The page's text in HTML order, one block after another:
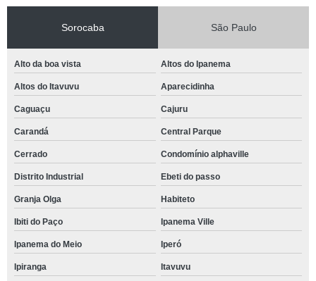
Sorocaba São Paulo
Alto da boa vista Altos do Ipanema
Altos do Itavuvu Aparecidinha
Caguaçu Cajuru
Carandá Central Parque
Cerrado Condomínio alphaville
Distrito Industrial Ebeti do passo
Granja Olga Habiteto
Ibiti do Paço Ipanema Ville
Ipanema do Meio Iperó
Ipiranga Itavuvu